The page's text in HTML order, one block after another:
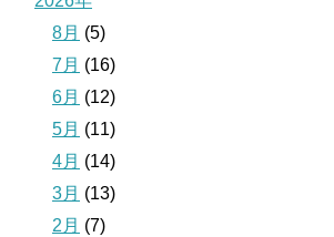
8月 (5)
7月 (16)
6月 (12)
5月 (11)
4月 (14)
3月 (13)
2月 (7)